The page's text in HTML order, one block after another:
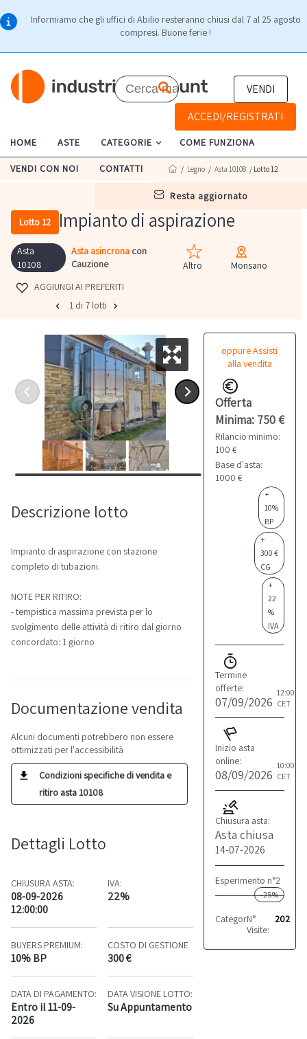
Informiamo che gli uffici di Abilio resteranno chiusi dal 7 al 25 agosto
compresi. Buone ferie !
VENDI
ACCEDI/REGISTRATI
HOME ASTE CATEGORIE COME FUNZIONA
VENDI CON NOI CONTATTI
resta aggiornato
/ Legno / Asta 10108 / Lotto 12
Lotto 12 Impianto di aspirazione
Asta
10108
Asta asincrona con
Cauzione
Altro
Monsano
AGGIUNGI AI PREFERITI
1 di 7 lotti
oppure Assisti
alla vendita
Offerta
Minima: 750 €
Rilancio minimo:
100 €
Base d'asta:
1000 €
+
10%
BP
+
300 €
CG
+
22
%
IVA
Termine
offerte:
07/09/2026
12:00
CET
Inizio asta
online:
08/09/2026
10:00
CET
Chiusura asta:
Asta chiusa
14-07-2026
Esperimento n°2
-25%
Categoria: Altro
N°
Visite:
202
Descrizione lotto
Impianto di aspirazione con stazione
completo di tubazioni.
NOTE PER RITIRO:
- tempistica massima prevista per lo
svolgimento delle attività di ritiro dal giorno
concordato: 1 giorno
Documentazione vendita
Alcuni documenti potrebbero non essere
ottimizzati per l'accessibilità
Condizioni specifiche di vendita e
ritiro asta 10108
Dettagli Lotto
CHIUSURA ASTA:
08-09-2026
12:00:00
IVA:
22%
BUYERS PREMIUM:
10% BP
COSTO DI GESTIONE
300 €
DATA DI PAGAMENTO:
Entro il 11-09-
2026
DATA VISIONE LOTTO:
Su Appuntamento